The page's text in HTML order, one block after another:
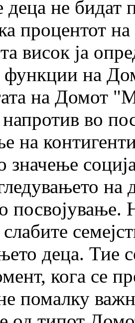
деца не бидат
процентот
висок ја
функции на
на Домот
во
на
значење
посвојување.
деца. Тие
кога се
помалку